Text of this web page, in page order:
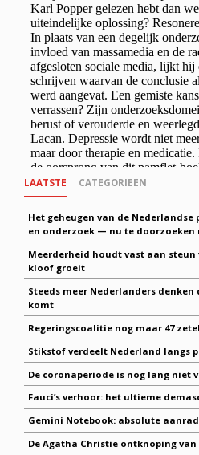
LAATSTE CATEGORIEEN
Het geheugen van de
en onderzoek — nu te doorzoeken
Meerderheid houdt vast aan
kloof groeit
Steeds meer Nederlanders denken
komt
Regeringscoalitie nog maar 47
Stikstof verdeelt Nederland langs
De coronaperiode is nog lang niet
Fauci’s verhoor: het ultieme
Gemini Notebook: absolute
De Agatha Christie ontknoping